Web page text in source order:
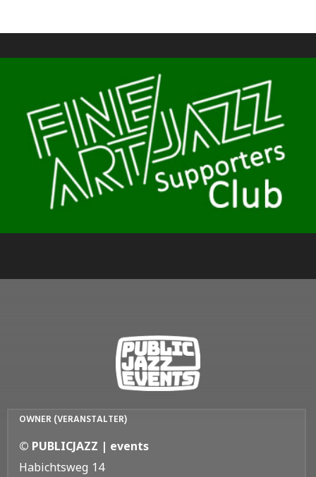
OWNER (VERANSTALTER)
© PUBLICJAZZ | events
Habichtsweg 14